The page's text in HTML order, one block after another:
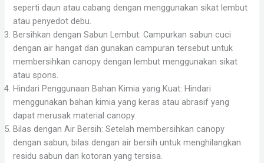
seperti daun atau cabang dengan menggunakan sikat lembut
atau penyedot debu.
Bersihkan dengan Sabun Lembut: Campurkan sabun cuci
dengan air hangat dan gunakan campuran tersebut untuk
membersihkan canopy dengan lembut menggunakan sikat
atau spons.
Hindari Penggunaan Bahan Kimia yang Kuat: Hindari
menggunakan bahan kimia yang keras atau abrasif yang
dapat merusak material canopy.
Bilas dengan Air Bersih: Setelah membersihkan canopy
dengan sabun, bilas dengan air bersih untuk menghilangkan
residu sabun dan kotoran yang tersisa.